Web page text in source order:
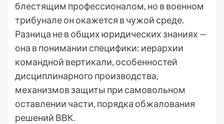
блестящим профессионалом, но в военном
трибунале он окажется в чужой среде.
Разница не в общих юридических знаниях —
она в понимании специфики: иерархии
командной вертикали, особенностей
дисциплинарного производства,
механизмов защиты при самовольном
оставлении части, порядка обжалования
решений ВВК.